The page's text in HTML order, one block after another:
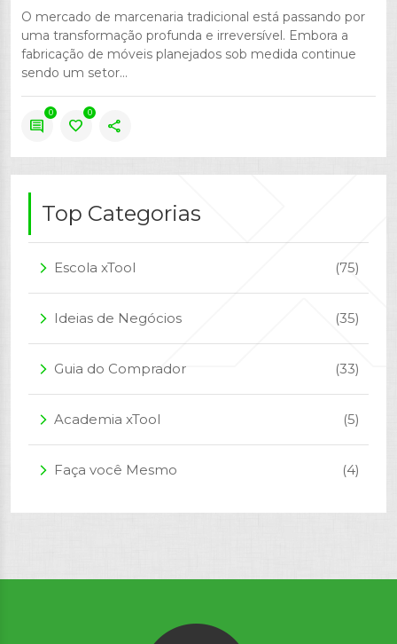
O mercado de marcenaria tradicional está passando por
uma transformação profunda e irreversível. Embora a
fabricação de móveis planejados sob medida continue
sendo um setor...
comment
0
favorite
0
share
Top Categorias
arrow_forward_ios Escola xTool (75)
arrow_forward_ios Ideias de Negócios (35)
arrow_forward_ios Guia do Comprador (33)
arrow_forward_ios Academia xTool (5)
arrow_forward_ios Faça você Mesmo (4)